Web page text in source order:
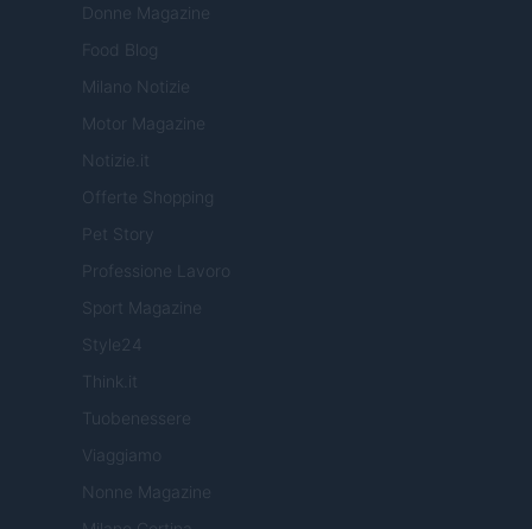
Donne Magazine
Food Blog
Milano Notizie
Motor Magazine
Notizie.it
Offerte Shopping
Pet Story
Professione Lavoro
Sport Magazine
Style24
Think.it
Tuobenessere
Viaggiamo
Nonne Magazine